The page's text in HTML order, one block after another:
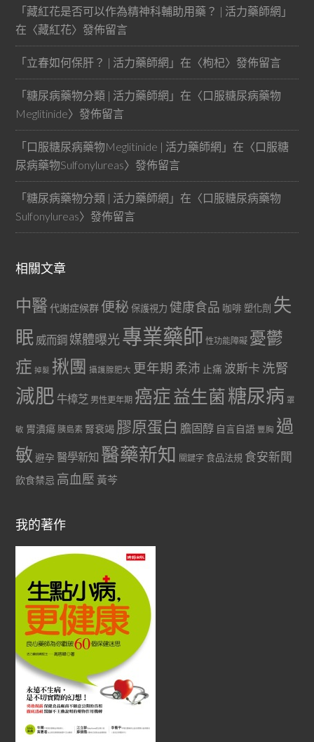
「藏紅花是否可以作為精神科輔助用藥？ | 活力藥師網 」
在〈藏紅花〉發佈留言
「立春如何保肝？ | 活力藥師網 」在〈枸杞〉發佈留言
「糖尿病藥物分類 | 活力藥師網 」在〈口服糖尿病藥物
Meglitinide〉發佈留言
「口服糖尿病藥物Meglitinide | 活力藥師網 」在〈口服糖
尿病藥物Sulfonylureas〉發佈留言
「糖尿病藥物分類 | 活力藥師網 」在〈口服糖尿病藥物
Sulfonylureas〉發佈留言
相關文章
中醫代謝症候群 便秘 保護視力 健康食品 咖啡 塑化劑 失
眠 威而鋼 媒體曝光專業藥師 性功能障礙 憂鬱
症 掉髮 揪團 攝護腺肥大 更年期 柔沛 止痛 波斯卡 洗腎
減肥 牛樟芝 男性更年期 癌症益生菌 糖尿病 罩
敏 胃潰瘍 胰島素 腎衰竭 膠原蛋白 膽固醇 自言自語 豐胸 過
敏 避孕 醫學新知 醫藥新知 關鍵字 食品法規 食安新聞
飲食禁忌 高血壓 黃芩
我的著作